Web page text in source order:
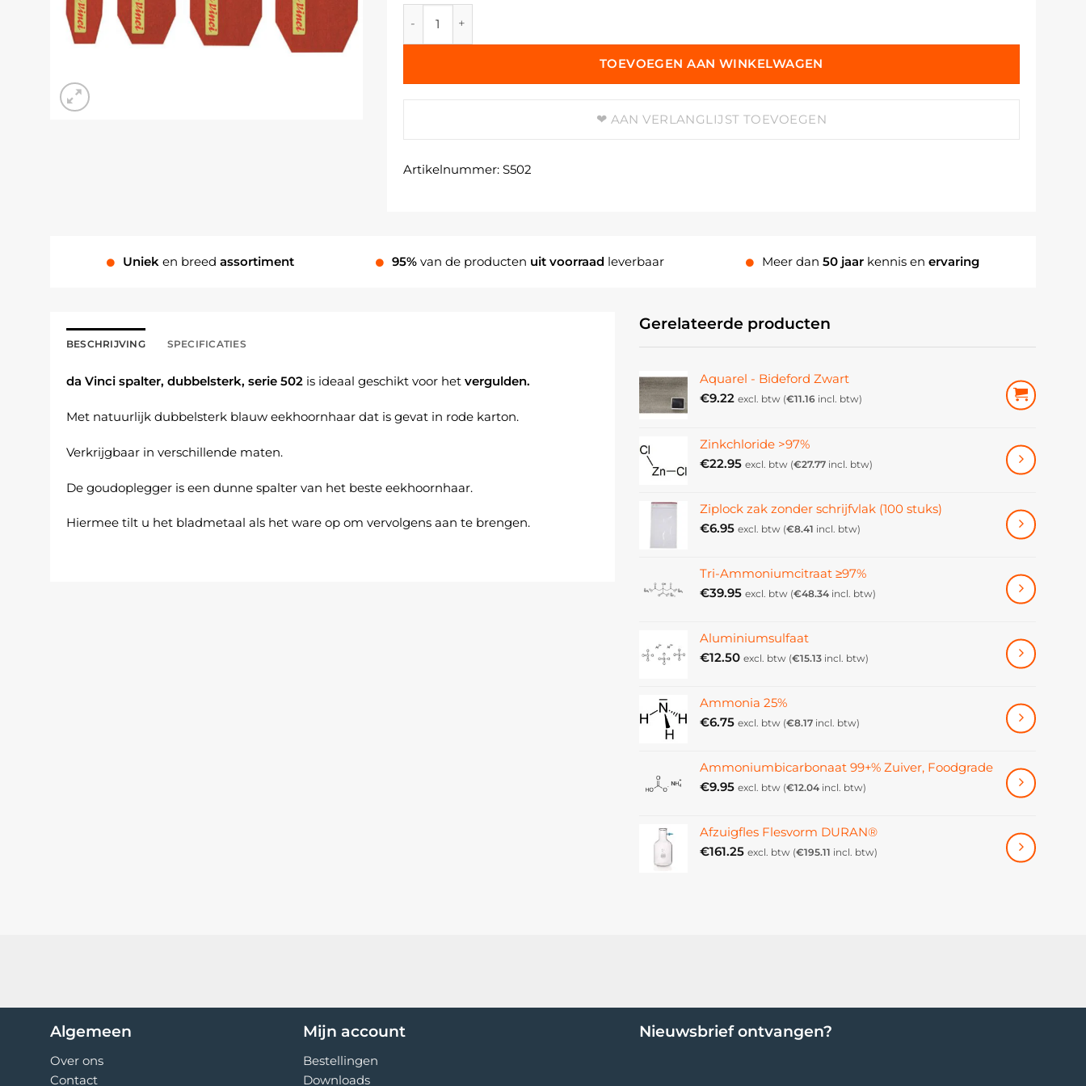
TOEVOEGEN AAN WINKELWAGEN
AAN VERLANGLIJST TOEVOEGEN
Artikelnummer: S502
Unieken breedassortiment 95%van de producten uit voorraad leverbaar Meer dan 50 jaarkennis en ervaring
BESCHRIJVING SPECIFICATIES
da Vinci spalter, dubbelsterk, serie 502 is ideaal geschikt voor het vergulden.
Met natuurlijk dubbelsterk blauw eekhoornhaar dat is gevat in rode karton.
Verkrijgbaar in verschillende maten.
De goudoplegger is een dunne spalter van het beste eekhoornhaar.
Hiermee tilt u het bladmetaal als het ware op om vervolgens aan te brengen.
Gerelateerde producten
Aquarel - Bideford Zwart
€9.22 excl. btw (€11.16 incl. btw)
Zinkchloride >97%
€22.95 excl. btw (€27.77 incl. btw)
Ziplock zak zonder schrijfvlak (100 stuks)
€6.95 excl. btw (€8.41 incl. btw)
Tri-Ammoniumcitraat ≥97%
€39.95 excl. btw (€48.34 incl. btw)
Aluminiumsulfaat
€12.50 excl. btw (€15.13 incl. btw)
Ammonia 25%
€6.75 excl. btw (€8.17 incl. btw)
Ammoniumbicarbonaat 99+% Zuiver, Foodgrade
€9.95 excl. btw (€12.04 incl. btw)
Afzuigfles Flesvorm DURAN®
€161.25 excl. btw (€195.11 incl. btw)
Algemeen
Over ons
Contact
Mijn account
Bestellingen
Downloads
Nieuwsbrief ontvangen?